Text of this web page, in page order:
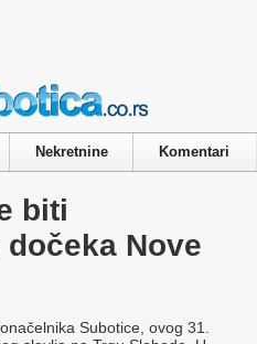
Nekretnine Komentari
biti
Nove
Subotice, ovog 31.
Policy